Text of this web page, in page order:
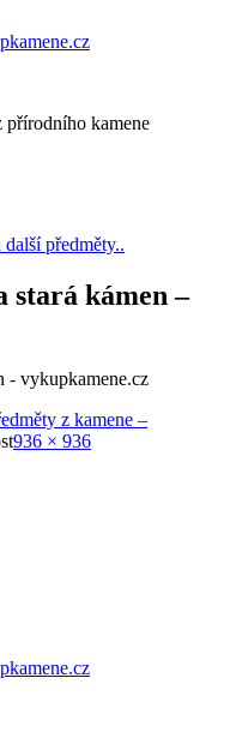
přírodního kamene
předměty..
stará kámen –
z kamene –
936 × 936